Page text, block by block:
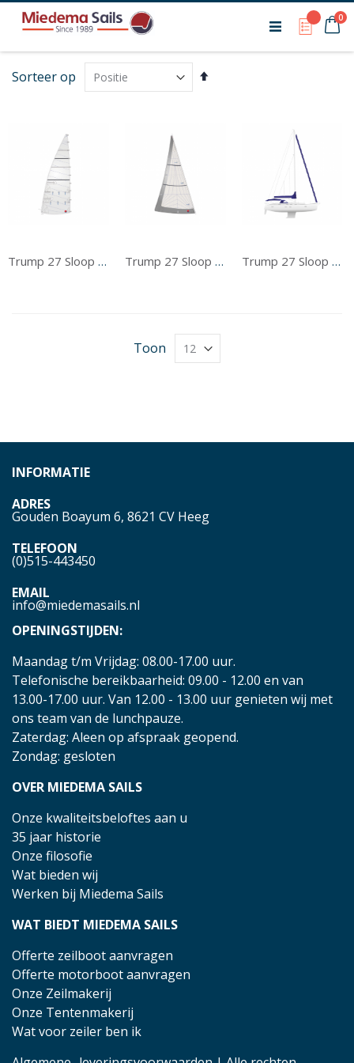
My 0
Sorteer op
Van
Trump 27 Sloop #1 Grootzeil Trump 27 Sloop #1 Voorzeil Trump 27 Sloop #1 Tentwerk
Toon
INFORMATIE
ADRES
Gouden Boayum 6, 8621 CV Heeg
TELEFOON
(0)515-443450
EMAIL
info@miedemasails.nl
OPENINGSTIJDEN:
Maandag t/m Vrijdag: 08.00-17.00 uur.
Telefonische bereikbaarheid: 09.00 - 12.00 en van
13.00-17.00 uur. Van 12.00 - 13.00 uur genieten wij met
ons team van de lunchpauze.
Zaterdag: Aleen op afspraak geopend.
Zondag: gesloten
OVER MIEDEMA SAILS
Onze kwaliteitsbeloftes aan u
35 jaar historie
Onze filosofie
Wat bieden wij
Werken bij Miedema Sails
WAT BIEDT MIEDEMA SAILS
Offerte zeilboot aanvragen
Offerte motorboot aanvragen
Onze Zeilmakerij
Onze Tentenmakerij
Wat voor zeiler ben ik